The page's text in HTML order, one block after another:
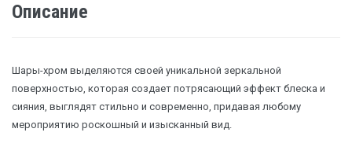
Описание
Шары-хром выделяются своей уникальной зеркальной
поверхностью, которая создает потрясающий эффект блеска и
сияния, выглядят стильно и современно, придавая любому
мероприятию роскошный и изысканный вид.